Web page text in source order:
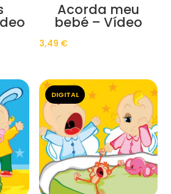
Acorda meu
bebé – Vídeo
3,49 €
DIGITAL